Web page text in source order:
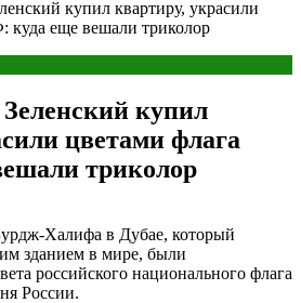
купил квартиру, украсили
куда еще вешали триколор
Зеленский купил
цветами флага
триколор
Халифа в Дубае, который
зданием в мире, были
российского национального флага
России.